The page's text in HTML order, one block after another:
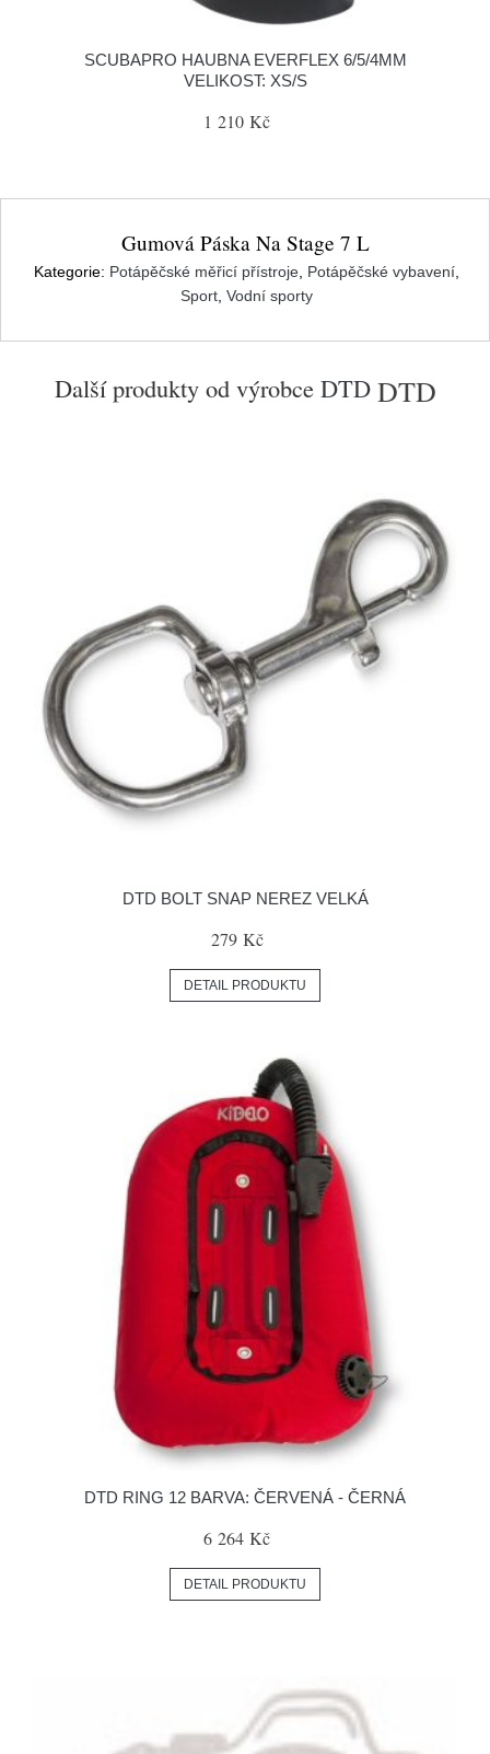
SCUBAPRO HAUBNA EVERFLEX 6/5/4MM
VELIKOST: XS/S
1 210 Kč
Gumová Páska Na Stage 7 L
Kategorie: Potápěčské měřicí přístroje, Potápěčské vybavení,
Sport, Vodní sporty
Další produkty od výrobce DTD DTD
DTD BOLT SNAP NEREZ VELKÁ
279 Kč
DETAIL PRODUKTU
DTD RING 12 BARVA: ČERVENÁ - ČERNÁ
6 264 Kč
DETAIL PRODUKTU